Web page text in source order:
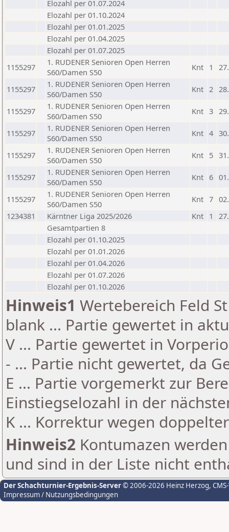
Elozahl per 01.07.2024
Elozahl per 01.10.2024
Elozahl per 01.01.2025
Elozahl per 01.04.2025
Elozahl per 01.07.2025
1155297
1. RUDENER Senioren Open Herren
S60/Damen S50
Knt 1
1155297
1. RUDENER Senioren Open Herren
S60/Damen S50
Knt 2
1155297
1. RUDENER Senioren Open Herren
S60/Damen S50
Knt 3
1155297
1. RUDENER Senioren Open Herren
S60/Damen S50
Knt 4
1155297
1. RUDENER Senioren Open Herren
S60/Damen S50
Knt 5
1155297
1. RUDENER Senioren Open Herren
S60/Damen S50
Knt 6
1155297
1. RUDENER Senioren Open Herren
S60/Damen S50
Knt 7
1234381
Kärntner Liga 2025/2026 Knt 1
Gesamtpartien 8
Elozahl per 01.10.2025
Elozahl per 01.01.2026
Elozahl per 01.04.2026
Elozahl per 01.07.2026
Elozahl per 01.10.2026
Hinweis1 Wertebereich Feld
blank ... Partie gewertet in
V ... Partie gewertet in
- ... Partie nicht gewertet, da
E ... Partie vorgemerkt zur
Einstiegselozahl in der
K ... Korrektur wegen
Hinweis2 Kontumazen
und sind in der Liste nicht
Der Schachturnier-Ergebnis-Server© 2006-2026 Heinz Herzog,
Impressum / Nutzungsbedingungen